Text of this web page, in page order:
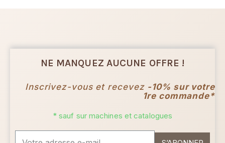
NE MANQUEZ AUCUNE OFFRE !
Inscrivez-vous et recevez -10% sur votre
1re commande*
* sauf sur machines et catalogues